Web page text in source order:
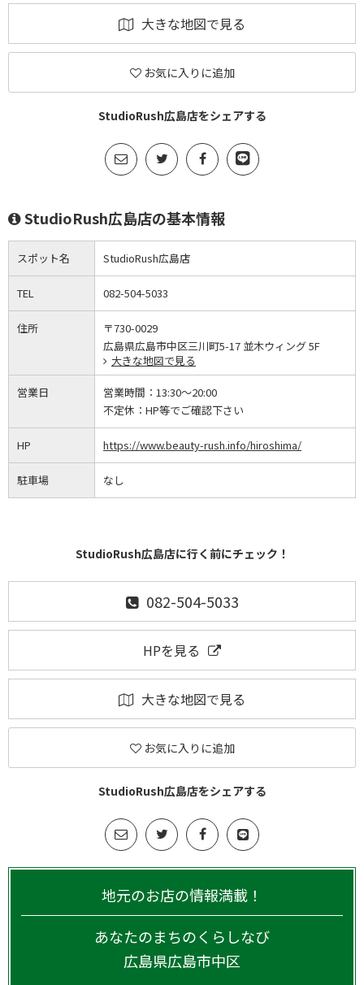
大きな地図で見る
お気に入りに追加
StudioRush広島店をシェアする
StudioRush広島店の基本情報
スポット名 StudioRush広島店
TEL 082-504-5033
住所
〒730-0029
広島県広島市中区三川町5-17 並木ウィング 5F
大きな地図で見る
営業日 営業時間： 13:30～20:00
不定休： HP等でご確認下さい
HP https://www.beauty-rush.info/hiroshima/
駐車場 なし
StudioRush広島店に行く前にチェック！
082-504-5033
HPを見る
大きな地図で見る
お気に入りに追加
StudioRush広島店をシェアする
地元のお店の情報満載！
あなたのまちのくらしなび
広島県広島市中区